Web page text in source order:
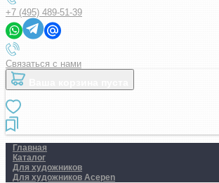
+7 (495) 489-51-39
Связаться с нами
Главная
Каталог
Для художников
Для художников Acepen